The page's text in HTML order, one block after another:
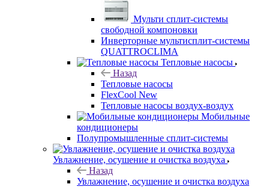
Мульти сплит-системы
свободной компоновки
Инверторные мультисплит-системы
QUATTROCLIMA
Тепловые насосы
Назад
Тепловые насосы
FlexCool New
Тепловые насосы воздух-воздух
Мобильные
кондиционеры
Полупромышленные сплит-системы
Увлажнение, осушение и очистка воздуха
Назад
Увлажнение, осушение и очистка воздуха